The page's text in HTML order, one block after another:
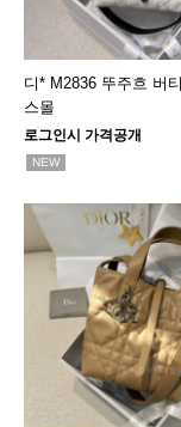
디* M2836 뚜주흐 버
스몰
로그인시 가격공개
NEW